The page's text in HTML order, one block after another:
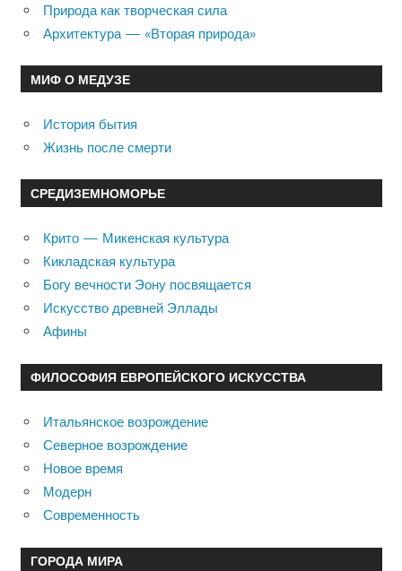
Природа как творческая сила
Архитектура — «Вторая природа»
МИФ О МЕДУЗЕ
История бытия
Жизнь после смерти
СРЕДИЗЕМНОМОРЬЕ
Крито — Микенская культура
Кикладская культура
Богу вечности Эону посвящается
Искусство древней Эллады
Афины
ФИЛОСОФИЯ ЕВРОПЕЙСКОГО ИСКУССТВА
Итальянское возрождение
Северное возрождение
Новое время
Модерн
Современность
ГОРОДА МИРА